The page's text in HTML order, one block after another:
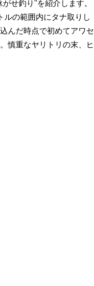
せ釣り"を紹介します。
ルの範囲内にタナ取りし
んだ時点で初めてアワセ
慎重なヤリトリの末、ヒ